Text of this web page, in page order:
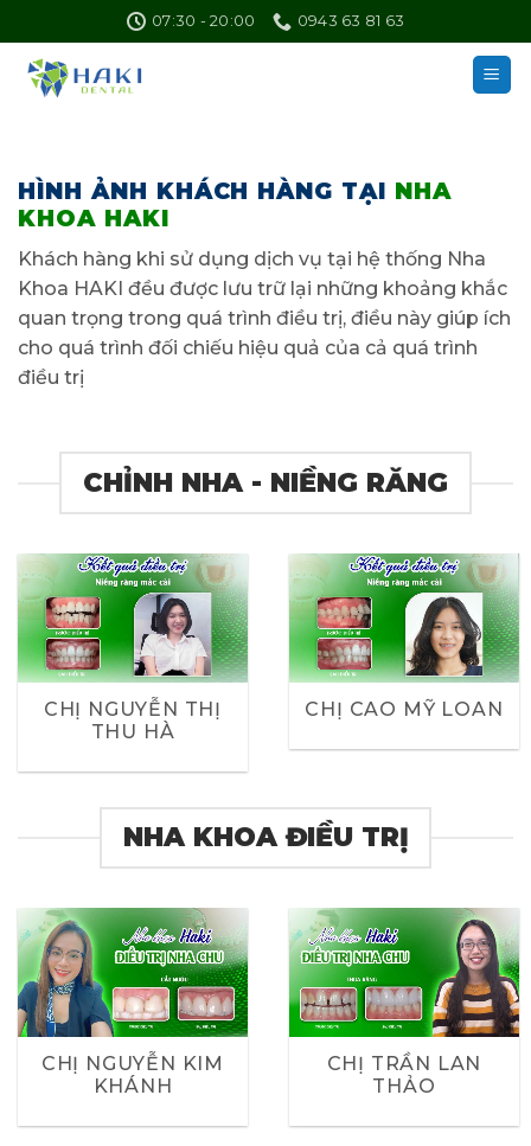
to
content
07:30 - 20:00 0943 63 81 63
HÌNH ẢNH KHÁCH HÀNG TẠI NHA
KHOA HAKI
Khách hàng khi sử dụng dịch vụ tại hệ thống Nha
Khoa HAKI đều được lưu trữ lại những khoảng khắc
quan trọng trong quá trình điều trị, điều này giúp ích
cho quá trình đối chiếu hiệu quả của cả quá trình
điều trị
CHỈNH NHA - NIỀNG RĂNG
CHỊ NGUYỄN THỊ
THU HÀ
CHỊ CAO MỸ LOAN
NHA KHOA ĐIỀU TRỊ
CHỊ NGUYỄN KIM
KHÁNH
CHỊ TRẦN LAN
THẢO